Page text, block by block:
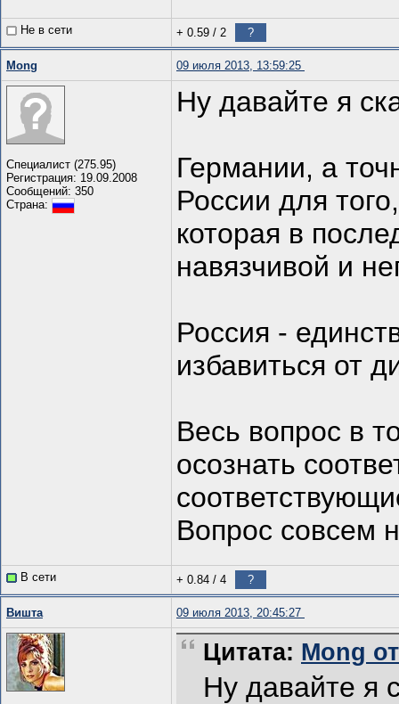
Не в сети + 0.59 / 2 ?
Mong 09 июля 2013, 13:59:25
Специалист (275.95)
Регистрация: 19.09.2008
Сообщений: 350
Страна:
Ну давайте я
Германии, а
России для
которая в
навязчивой и
Россия -
избавиться от
Весь вопрос в
осознать
Вопрос совсем
В сети + 0.84 / 4 ?
Вишта 09 июля 2013, 20:45:27
Цитата: Mong
Ну давайте я